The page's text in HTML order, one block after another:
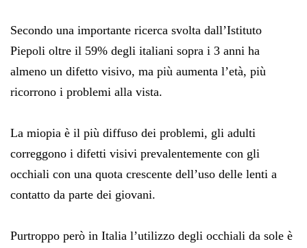
Secondo una importante ricerca svolta dall’Istituto
Piepoli oltre il 59% degli italiani sopra i 3 anni ha
almeno un difetto visivo, ma più aumenta l’età, più
ricorrono i problemi alla vista.
La miopia è il più diffuso dei problemi, gli adulti
correggono i difetti visivi prevalentemente con gli
occhiali con una quota crescente dell’uso delle lenti a
contatto da parte dei giovani.
Purtroppo però in Italia l’utilizzo degli occhiali da sole è